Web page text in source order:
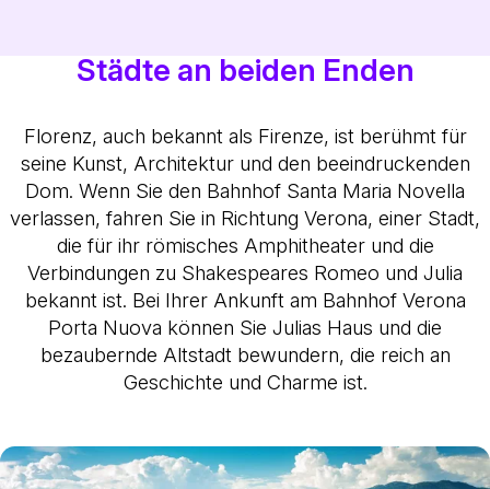
Städte an beiden Enden
Florenz, auch bekannt als Firenze, ist berühmt für
seine Kunst, Architektur und den beeindruckenden
Dom. Wenn Sie den Bahnhof Santa Maria Novella
verlassen, fahren Sie in Richtung Verona, einer Stadt,
die für ihr römisches Amphitheater und die
Verbindungen zu Shakespeares Romeo und Julia
bekannt ist. Bei Ihrer Ankunft am Bahnhof Verona
Porta Nuova können Sie Julias Haus und die
bezaubernde Altstadt bewundern, die reich an
Geschichte und Charme ist.